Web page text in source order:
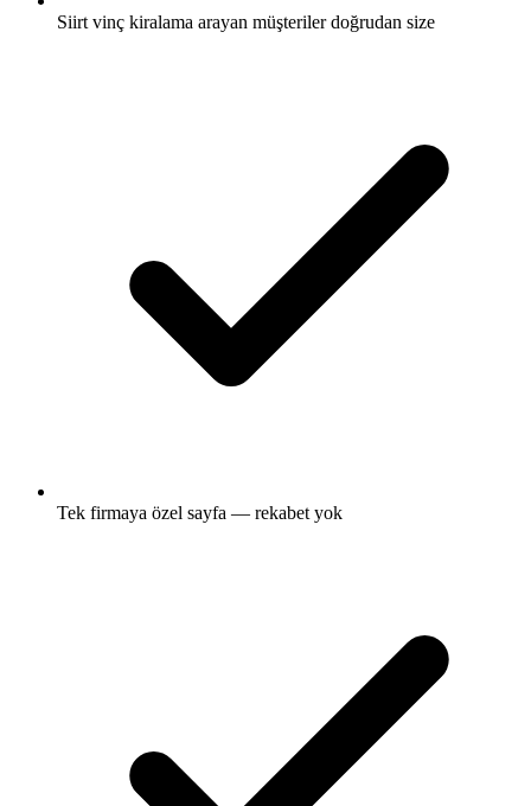
Siirt vinç kiralama arayan müşteriler doğrudan size
Tek firmaya özel sayfa — rekabet yok